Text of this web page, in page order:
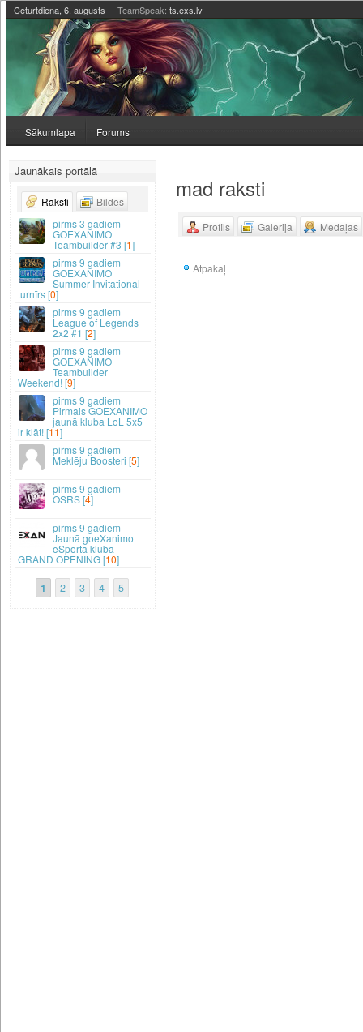
Ceturtdiena, 6. augusts TeamSpeak: ts.exs.lv
Sākumlapa Forums
mad raksti
Profils Galerija Medaļas
Atpakaļ
Jaunākais portālā
Raksti
Bildes
3 gadiem
GOEXANIMO
Teambuilder #3 [1]
9 gadiem
GOEXANIMO
Summer Invitational
turnīrs [0]
9 gadiem
League of Legends
2x2 #1 [2]
9 gadiem
GOEXANIMO
Teambuilder
Weekend! [9]
9 gadiem
Pirmais GOEXANIMO
jaunā kluba LoL 5x5
ir klāt! [11]
9 gadiem
Meklēju Boosteri [5]
9 gadiem
OSRS [4]
9 gadiem
Jaunā goeXanimo
eSporta kluba
GRAND OPENING [10]
1 2 3 4 5